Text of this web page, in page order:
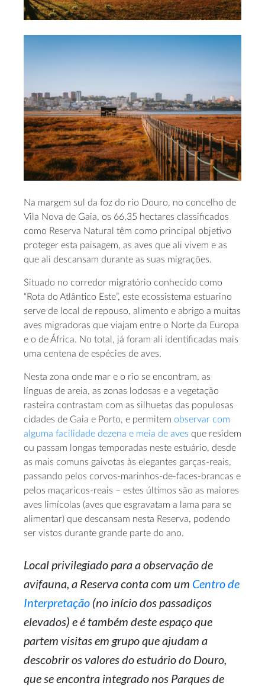
Na margem sul da foz do rio Douro, no concelho de
Vila Nova de Gaia, os 66,35 hectares classificados
como Reserva Natural têm como principal objetivo
proteger esta paisagem, as aves que ali vivem e as
que ali descansam durante as suas migrações.
Situado no corredor migratório conhecido como
“Rota do Atlântico Este”, este ecossistema estuarino
serve de local de repouso, alimento e abrigo a muitas
aves migradoras que viajam entre o Norte da Europa
e o de África. No total, já foram ali identificadas mais
uma centena de espécies de aves.
Nesta zona onde mar e o rio se encontram, as
línguas de areia, as zonas lodosas e a vegetação
rasteira contrastam com as silhuetas das populosas
cidades de Gaia e Porto, e permitem observar com
alguma facilidade dezena e meia de aves que residem
ou passam longas temporadas neste estuário, desde
as mais comuns gaivotas às elegantes garças-reais,
passando pelos corvos-marinhos-de-faces-brancas e
pelos maçaricos-reais – estes últimos são as maiores
aves limícolas (aves que esgravatam a lama para se
alimentar) que descansam nesta Reserva, podendo
ser vistos durante grande parte do ano.
Local privilegiado para a observação de
avifauna, a Reserva conta com um Centro de
Interpretação (no início dos passadiços
elevados) e é também deste espaço que
partem visitas em grupo que ajudam a
descobrir os valores do estuário do Douro,
que se encontra integrado nos Parques de